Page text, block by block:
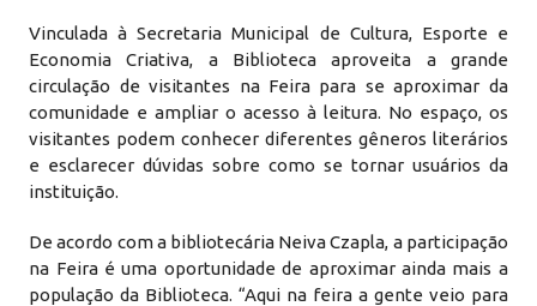
Vinculada à Secretaria Municipal de Cultura, Esporte e
Economia Criativa, a Biblioteca aproveita a grande
circulação de visitantes na Feira para se aproximar da
comunidade e ampliar o acesso à leitura. No espaço, os
visitantes podem conhecer diferentes gêneros literários
e esclarecer dúvidas sobre como se tornar usuários da
instituição.
De acordo com a bibliotecária Neiva Czapla, a participação
na Feira é uma oportunidade de aproximar ainda mais a
população da Biblioteca. “Aqui na feira a gente veio para